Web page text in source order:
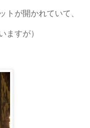
トが開かれていて、
すが）